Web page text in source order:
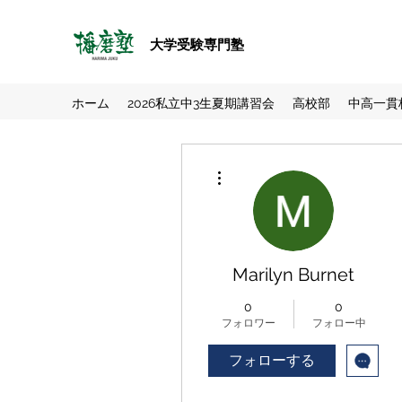
大学受験専門塾
ホーム 2026私立中3生夏期講習会 高校部 中高一貫
Marilyn Burnet
0
フォロワー
0
フォロー中
フォローする